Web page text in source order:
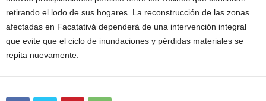
retirando el lodo de sus hogares. La reconstrucción de las zonas
afectadas en Facatativá dependerá de una intervención integral
que evite que el ciclo de inundaciones y pérdidas materiales se
repita nuevamente.